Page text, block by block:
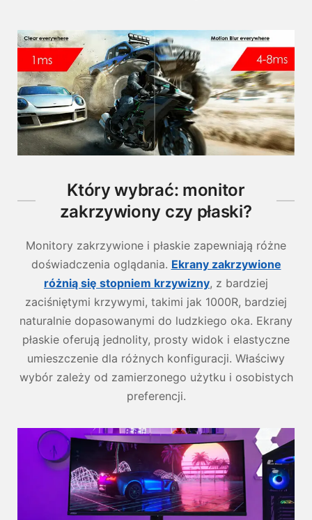
Który wybrać: monitor
zakrzywiony czy płaski?
Monitory zakrzywione i płaskie zapewniają różne
doświadczenia oglądania. Ekrany zakrzywione
różnią się stopniem krzywizny, z bardziej
zaciśniętymi krzywymi, takimi jak 1000R, bardziej
naturalnie dopasowanymi do ludzkiego oka. Ekrany
płaskie oferują jednolity, prosty widok i elastyczne
umieszczenie dla różnych konfiguracji. Właściwy
wybór zależy od zamierzonego użytku i osobistych
preferencji.